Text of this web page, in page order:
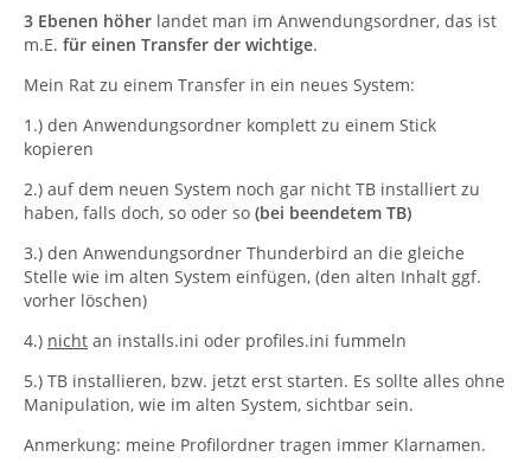
3 Ebenen höher landet man im Anwendungsordner, das ist
m.E. für einen Transfer der wichtige.
Mein Rat zu einem Transfer in ein neues System:
1.) den Anwendungsordner komplett zu einem Stick
kopieren
2.) auf dem neuen System noch gar nicht TB installiert zu
haben, falls doch, so oder so (bei beendetem TB)
3.) den Anwendungsordner Thunderbird an die gleiche
Stelle wie im alten System einfügen, (den alten Inhalt ggf.
vorher löschen)
4.) nicht an installs.ini oder profiles.ini fummeln
5.) TB installieren, bzw. jetzt erst starten. Es sollte alles ohne
Manipulation, wie im alten System, sichtbar sein.
Anmerkung: meine Profilordner tragen immer Klarnamen.